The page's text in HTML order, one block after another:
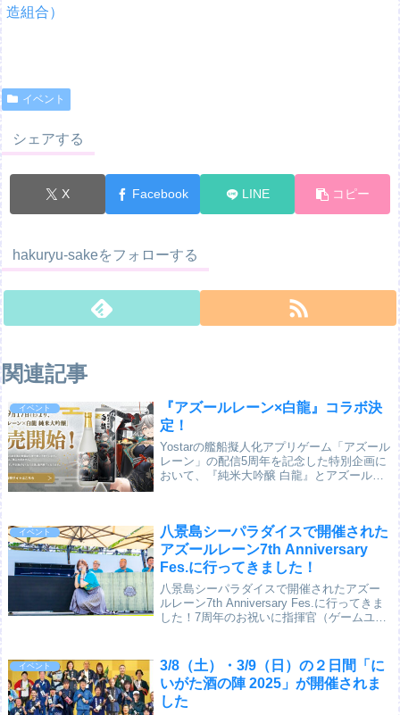
造組合）
イベント
シェアする
X Facebook LINE コピー
hakuryu-sakeをフォローする
関連記事
イベント
『アズールレーン×白龍』コラボ決
定！
Yostarの艦船擬人化アプリゲーム「アズール
レーン」の配信5周年を記念した特別企画に
おいて、『純米大吟醸 白龍』とアズールレ
イベント
八景島シーパラダイスで開催された
アズールレーン7th Anniversary
Fes.に行ってきました！
八景島シーパラダイスで開催されたアズー
ルレーン7th Anniversary Fes.に行ってきま
した！7周年のお祝いに指揮官（ゲームユー
情報をお伝えします。シーパ...
イベント
3/8（土）・3/9（日）の２日間「に
いがた酒の陣 2025」が開催されま
した